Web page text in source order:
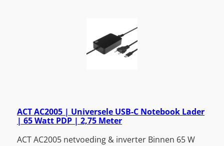
ACT AC2005 | Universele USB-C Notebook Lader
| 65 Watt PDP | 2,75 Meter
ACT AC2005 netvoeding & inverter Binnen 65 W